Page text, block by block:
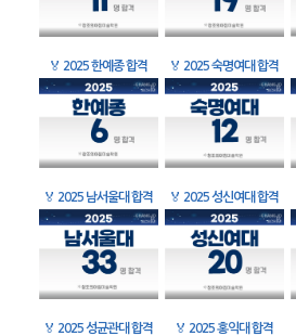
🏅 2025 한예종 합격 🏅 2025 숙명여대 합격
🏅 2025 남서울대 합격 🏅 2025 성신여대 합격
🏅 2025 성균관대 합격 🏅 2025 홍익대 합격